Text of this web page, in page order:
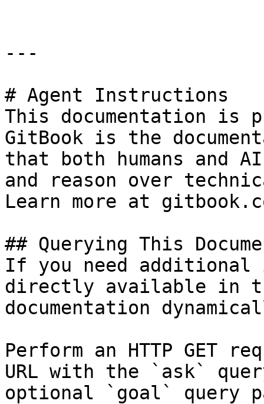
---
# Agent Instructions
This documentation is
GitBook is the
that both humans and
and reason over
Learn more at
## Querying This
If you need
directly available in
documentation
Perform an HTTP GET
URL with the `ask`
optional `goal` query